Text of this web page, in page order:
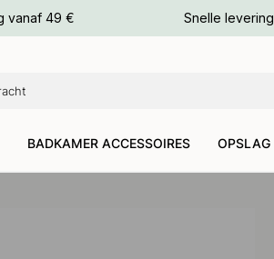
vanaf 49 € Snelle levering
BADKAMER ACCESSOIRES OPSLAG